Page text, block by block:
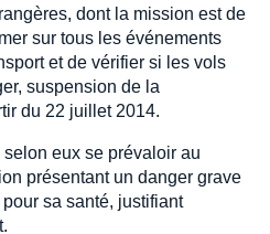
dont la mission est de
sur tous les événements
et de vérifier si les vols
suspension de la
du 22 juillet 2014.
eux se prévaloir au
présentant un danger grave
sa santé, justifiant